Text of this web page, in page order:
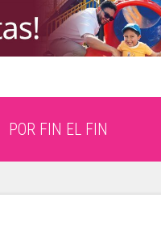
POR FIN EL FIN